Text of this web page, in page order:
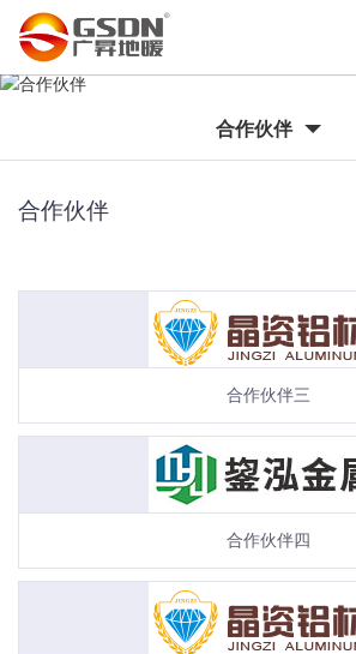
合作伙伴
合作伙伴
合作伙伴三
合作伙伴四